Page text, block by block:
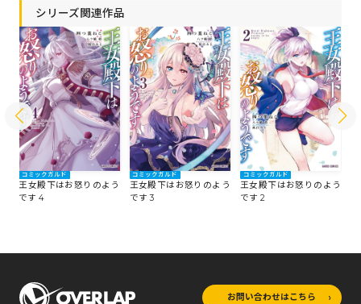
シリーズ関連作品
コミックガルド
王女殿下はお怒りのよう
です 4
コミックガルド
王女殿下はお怒りのよう
です 3
コミックガルド
王女殿下はお怒りのよう
です 2
お問い合わせはこちら